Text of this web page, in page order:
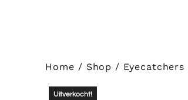
Home / Shop / Eyecatchers
Uitverkocht!